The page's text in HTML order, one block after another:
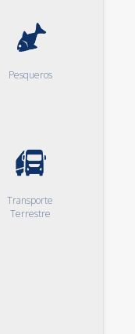
Pesqueros
Transporte
Terrestre